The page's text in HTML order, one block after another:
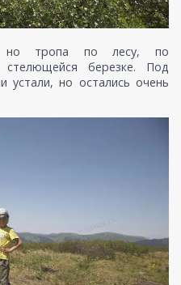
но тропа по лесу, по
березке. Под
устали, но остались очень